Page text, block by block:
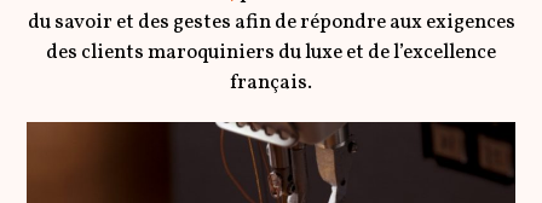
du savoir et des gestes afin de répondre aux exigences
des clients maroquiniers du luxe et de l’excellence
français.